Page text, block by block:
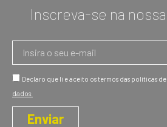
Inscreva-se na nossa
Declaro que li e aceito os termos das políticas de
dados.
Enviar